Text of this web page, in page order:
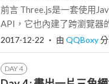
前言 Three.js是一套使用
API，它也內建了跨瀏覽器
2017-12-22 ‧ 由 QQBoxy
DAY 4